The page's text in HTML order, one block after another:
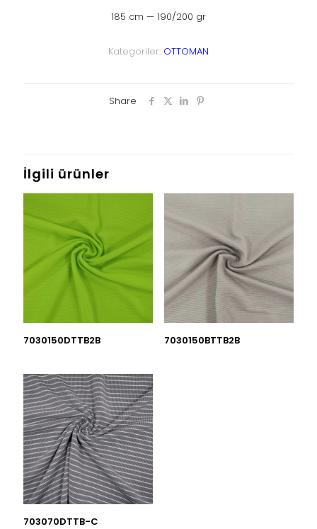
185 cm — 190/200 gr
Kategoriler: OTTOMAN
Share
İlgili ürünler
7030150DTTB2B 7030150BTTB2B
703070DTTB-C